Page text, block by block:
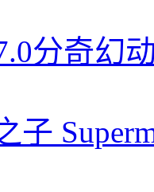
分奇幻
子